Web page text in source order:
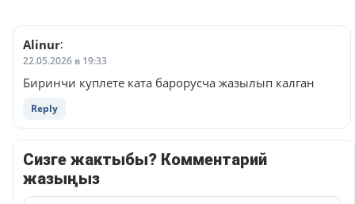
Alinur:
22.05.2026 в 19:33
Биринчи куплете ката барорусча жазылып калган
Reply
Сизге жактыбы? Комментарий
жазыңыз